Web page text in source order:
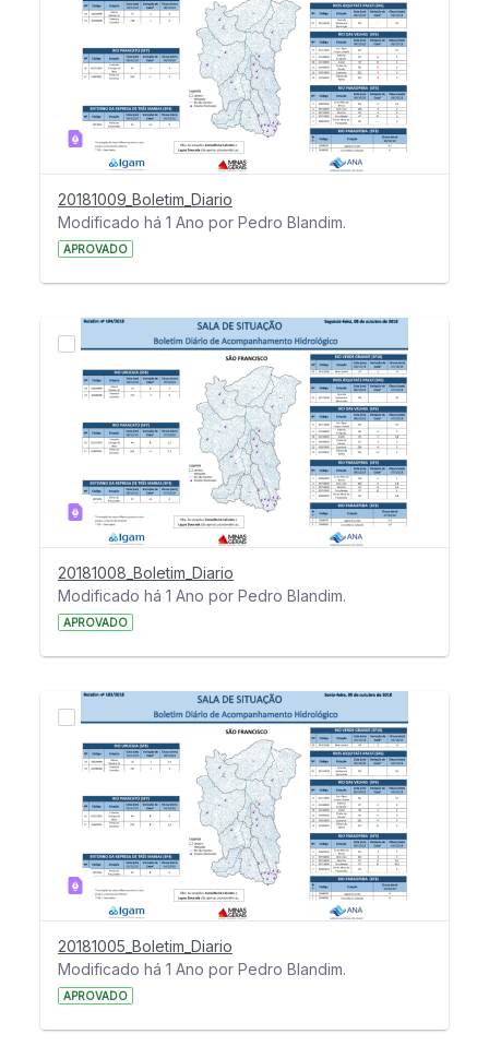
20181009_Boletim_Diario
Modificado há 1 Ano por Pedro Blandim.
APROVADO
20181008_Boletim_Diario
Modificado há 1 Ano por Pedro Blandim.
APROVADO
20181005_Boletim_Diario
Modificado há 1 Ano por Pedro Blandim.
APROVADO